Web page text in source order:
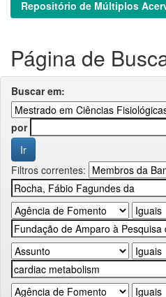
Repositório de Múltiplos
Página de
Buscar em:
por
Filtros correntes: